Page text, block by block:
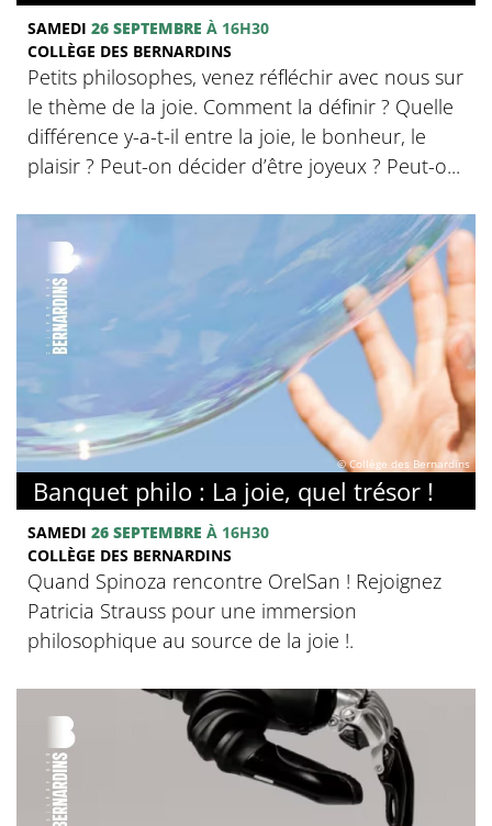
SAMEDI 26 SEPTEMBRE À 16H30
COLLÈGE DES BERNARDINS
Petits philosophes, venez réfléchir avec nous sur
le thème de la joie. Comment la définir ? Quelle
différence y-a-t-il entre la joie, le bonheur, le
plaisir ? Peut-on décider d’être joyeux ? Peut-o...
© Collège des Bernardins
Banquet philo : La joie, quel trésor !
SAMEDI 26 SEPTEMBRE À 16H30
COLLÈGE DES BERNARDINS
Quand Spinoza rencontre OrelSan ! Rejoignez
Patricia Strauss pour une immersion
philosophique au source de la joie !.